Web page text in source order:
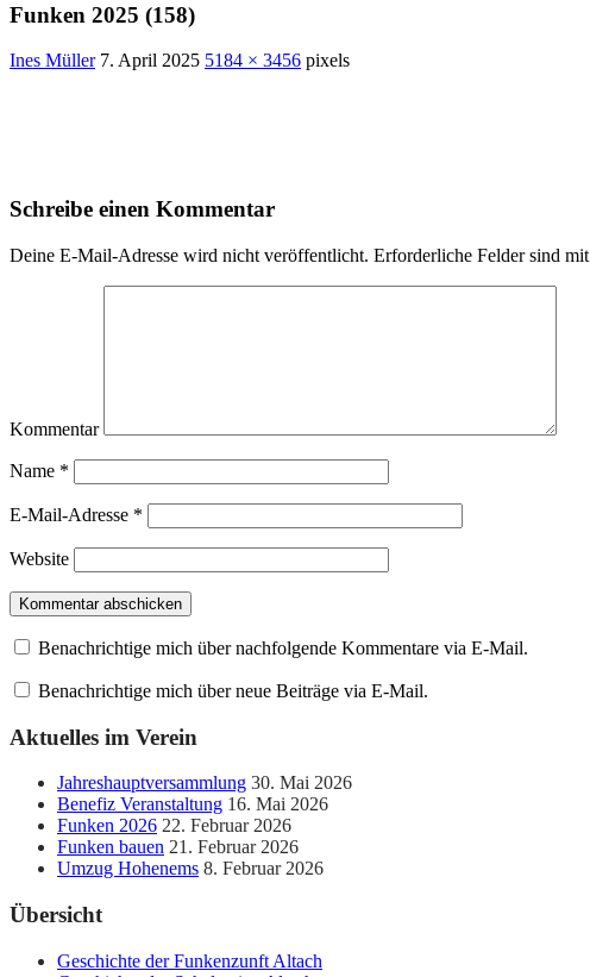
Funken 2025 (158)
Ines Müller 7. April 2025 5184 × 3456 pixels
Schreibe einen Kommentar
Deine E-Mail-Adresse wird nicht veröffentlicht. Erforderliche Felder sind mit
Kommentar
Name *
E-Mail-Adresse *
Website
Benachrichtige mich über nachfolgende Kommentare via E-Mail.
Benachrichtige mich über neue Beiträge via E-Mail.
Aktuelles im Verein
Jahreshauptversammlung 30. Mai 2026
Benefiz Veranstaltung 16. Mai 2026
Funken 2026 22. Februar 2026
Funken bauen 21. Februar 2026
Umzug Hohenems 8. Februar 2026
Übersicht
Geschichte der Funkenzunft Altach